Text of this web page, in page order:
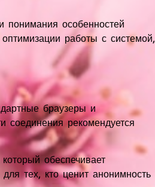
особенностей
работы с системой,
браузеры и
соединения рекомендуется
обеспечивает
тех, кто ценит анонимность